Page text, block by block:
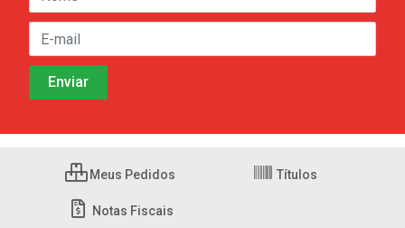
Meus Pedidos Títulos
Notas Fiscais